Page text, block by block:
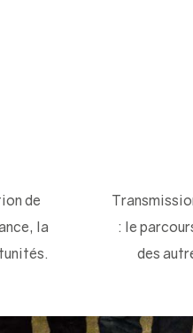
de
la
: le
des